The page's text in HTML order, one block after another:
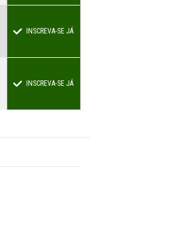
INSCREVA-SE JÁ
INSCREVA-SE JÁ